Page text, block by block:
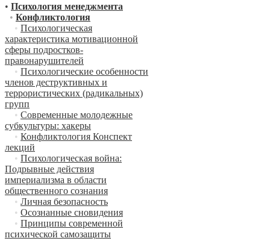
• Психология менеджмента
• Конфликтология
• Психологическая
характеристика мотивационной
сферы подростков-
правонарушителей
• Психологические особенности
членов деструктивных и
террористических (радикальных)
групп
• Современные молодежные
субкультуры: хакеры
• Конфликтология Конспект
лекций
• Психологическая война:
Подрывные действия
империализма в области
общественного сознания
• Личная безопасность
• Осознанные сновидения
• Принципы современной
психической самозащиты